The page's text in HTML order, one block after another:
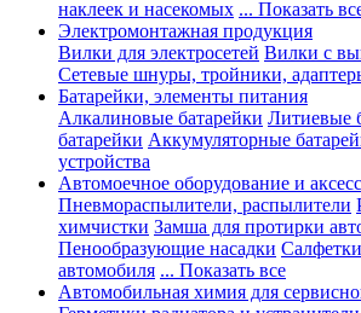
наклеек и насекомых ... Показать
Электромонтажная продукция
Вилки для электросетей Вилки с
Сетевые шнуры, тройники,
Батарейки, элементы питания
Алкалиновые батарейки Литиевые
батарейки Аккумуляторные
устройства
Автомоечное оборудование и
Пневмораспылители, распылители
химчистки Замша для протирки
Пенообразующие насадки
автомобиля ... Показать все
Автомобильная химия для